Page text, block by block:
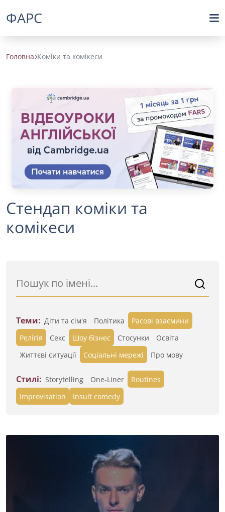
ФАРС
Головна Коміки та комікеси
Стендап коміки та
комікеси
Теми: Діти та сім'я Політика
Расові взаємини
Релігія
Секс Шоу бізнес Стосунки
Освіта
Життєві ситуації
Cоціальні мережі Про мову
Стилі: Storytelling One-Liner
Routines
Improvisation
Insult comedy